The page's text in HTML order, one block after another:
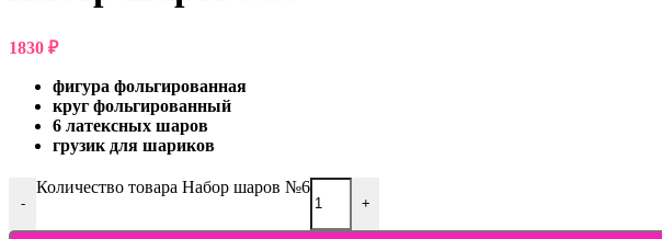
1830 ₽
фигура фольгированная
круг фольгированный
6 латексных шаров
грузик для шариков
-
Количество товара Набор шаров №6
+